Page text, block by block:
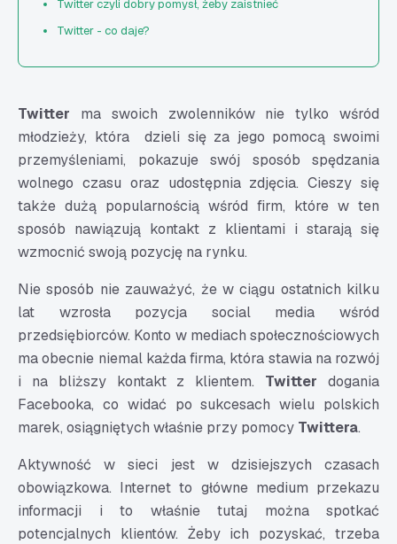
Twitter czyli dobry pomysł, żeby zaistnieć
Twitter - co daje?
Twitter ma swoich zwolenników nie tylko wśród
młodzieży, która dzieli się za jego pomocą swoimi
przemyśleniami, pokazuje swój sposób spędzania
wolnego czasu oraz udostępnia zdjęcia. Cieszy się
także dużą popularnością wśród firm, które w ten
sposób nawiązują kontakt z klientami i starają się
wzmocnić swoją pozycję na rynku.
Nie sposób nie zauważyć, że w ciągu ostatnich kilku
lat wzrosła pozycja social media wśród
przedsiębiorców. Konto w mediach społecznościowych
ma obecnie niemal każda firma, która stawia na rozwój
i na bliższy kontakt z klientem. Twitter dogania
Facebooka, co widać po sukcesach wielu polskich
marek, osiągniętych właśnie przy pomocy Twittera.
Aktywność w sieci jest w dzisiejszych czasach
obowiązkowa. Internet to główne medium przekazu
informacji i to właśnie tutaj można spotkać
potencjalnych klientów. Żeby ich pozyskać, trzeba